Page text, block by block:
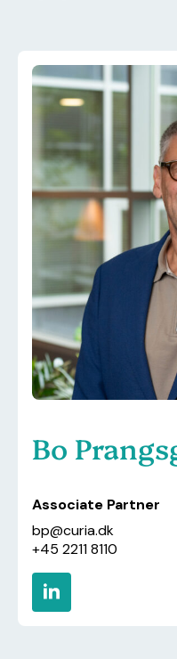
Bo
Associate Partner
bp@curia.dk
+45 2211 8110